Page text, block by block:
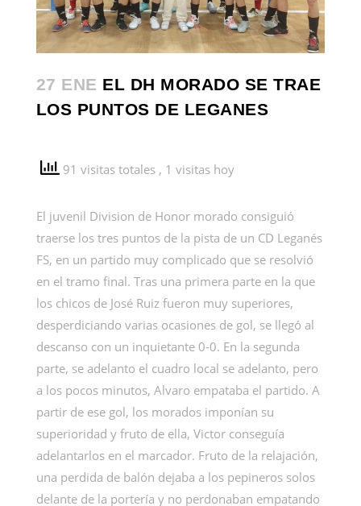
27 ENE EL DH MORADO SE TRAE
LOS PUNTOS DE LEGANES
91 visitas totales , 1 visitas hoy
El juvenil Division de Honor morado consiguió
traerse los tres puntos de la pista de un CD Leganés
FS, en un partido muy complicado que se resolvió
en el tramo final. Tras una primera parte en la que
los chicos de José Ruiz fueron muy superiores,
desperdiciando varias ocasiones de gol, se llegó al
descanso con un inquietante 0-0. En la segunda
parte, se adelanto el cuadro local se adelanto, pero
a los pocos minutos, Alvaro empataba el partido. A
partir de ese gol, los morados imponían su
superioridad y fruto de ella, Victor conseguía
adelantarlos en el marcador. Fruto de la relajación,
una perdida de balón dejaba a los pepineros solos
delante de la portería y no perdonaban empatando